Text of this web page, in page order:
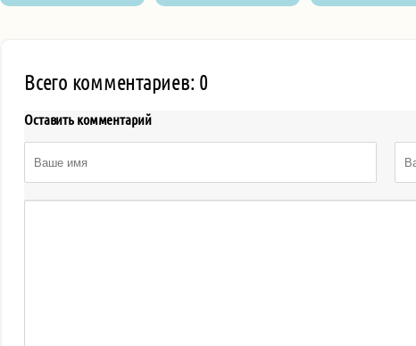
Всего комментариев: 0
Оставить комментарий